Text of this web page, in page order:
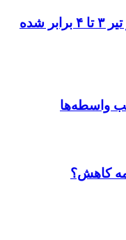
*چرا قبض آب و برق خرداد و تیر ۳ تا ۴ برابر شده
واسطه‌ها
کاهش؟